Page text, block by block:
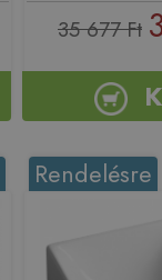
35 677 Ft
Rendelésre